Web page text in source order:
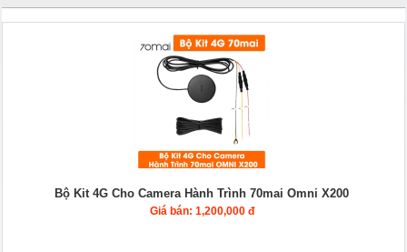
Bộ Kit 4G Cho Camera Hành Trình 70mai Omni X200
Giá bán: 1,200,000 đ